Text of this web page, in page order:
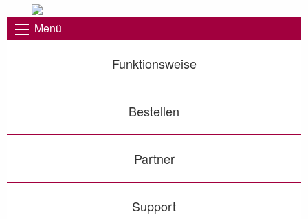
Menü
Funktionsweise
Bestellen
Partner
Support